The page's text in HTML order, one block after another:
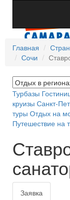
Главная
Сочи
Турбазы
круизы Санкт-
туры Отдых на
Путешествие на
Заявка